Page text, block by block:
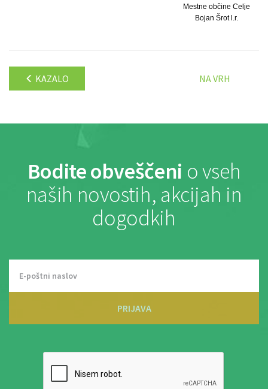
Mestne občine Celje
Bojan Šrot l.r.
KAZALO NA VRH
Bodite obveščeni o vseh
naših novostih, akcijah in
dogodkih
PRIJAVA